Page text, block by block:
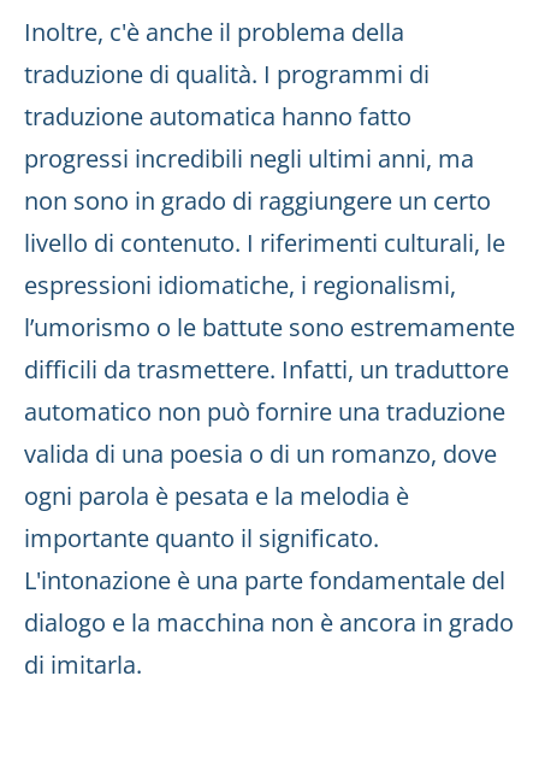
Inoltre, c'è anche il problema della
traduzione di qualità. I programmi di
traduzione automatica hanno fatto
progressi incredibili negli ultimi anni, ma
non sono in grado di raggiungere un certo
livello di contenuto. I riferimenti culturali, le
espressioni idiomatiche, i regionalismi,
l’umorismo o le battute sono estremamente
difficili da trasmettere. Infatti, un traduttore
automatico non può fornire una traduzione
valida di una poesia o di un romanzo, dove
ogni parola è pesata e la melodia è
importante quanto il significato.
L'intonazione è una parte fondamentale del
dialogo e la macchina non è ancora in grado
di imitarla.